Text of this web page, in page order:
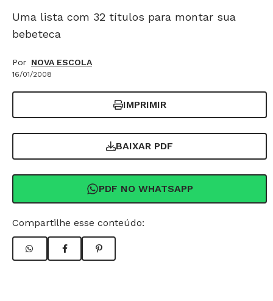
Uma lista com 32 títulos para montar sua
bebeteca
Por NOVA ESCOLA
16/01/2008
IMPRIMIR
BAIXAR PDF
PDF NO WHATSAPP
Compartilhe esse conteúdo: